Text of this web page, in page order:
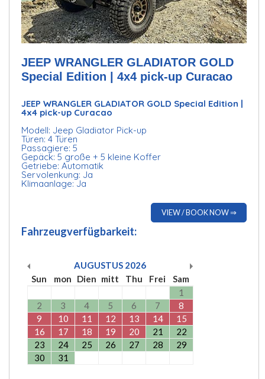
JEEP WRANGLER GLADIATOR GOLD
Special Edition | 4x4 pick-up Curacao
JEEP WRANGLER GLADIATOR GOLD Special Edition |
4x4 pick-up Curacao
Modell: Jeep Gladiator Pick-up
Türen: 4 Türen
Passagiere: 5
Gepäck: 5 große + 5 kleine Koffer
Getriebe: Automatik
Servolenkung: Ja
Klimaanlage: Ja
VIEW / BOOK NOW ⇒
Fahrzeugverfügbarkeit:
AUGUSTUS 2026
Sun
mon Dien mitt Thu Frei
Sam
1
2
3 4 5 6 7
8
9
10 11 12 13 14
15
16
17 18 19 20 21
22
23
24 25 26 27 28
29
30
31